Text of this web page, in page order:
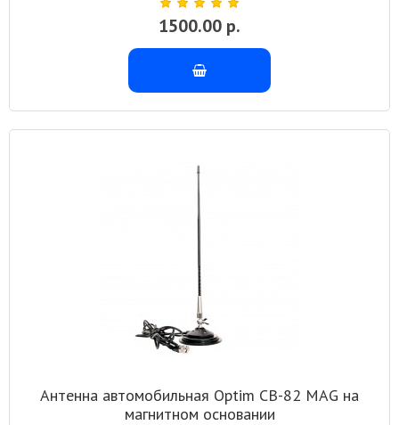
1500.00 р.
Антенна автомобильная Optim CB-82 MAG на
магнитном основании